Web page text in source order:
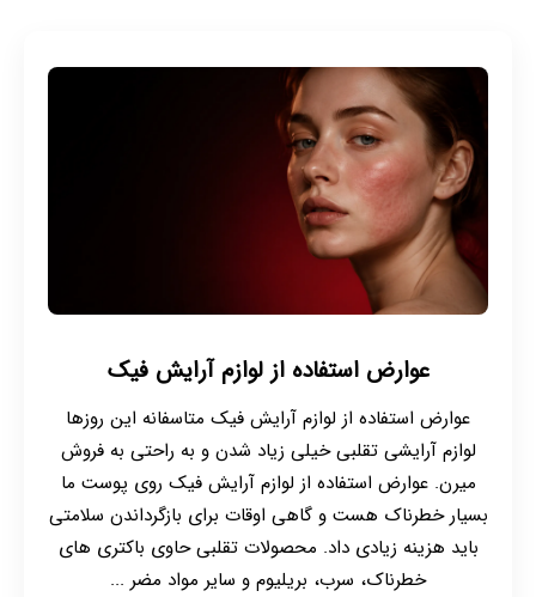
عوارض استفاده از لوازم آرایش فیک
عوارض استفاده از لوازم آرایش فیک متاسفانه این روزها
لوازم آرایشی تقلبی خیلی زیاد شدن و به راحتی به فروش
میرن. عوارض استفاده از لوازم آرایش فیک روی پوست ما
بسیار خطرناک هست و گاهی اوقات برای بازگرداندن سلامتی
باید هزینه زیادی داد. محصولات تقلبی حاوی باکتری های
خطرناک، سرب، بریلیوم و سایر مواد مضر ...